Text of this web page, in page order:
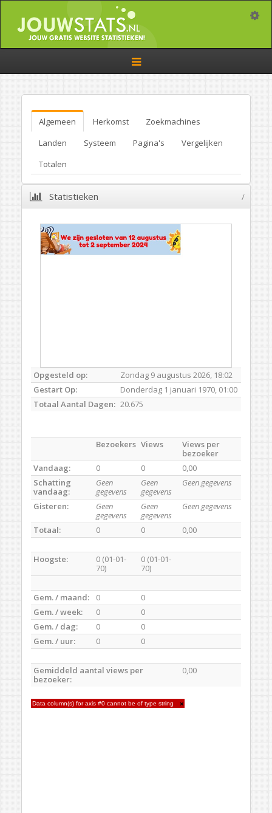
Toggle
navigation
Algemeen Herkomst
Zoekmachines
Landen
Systeem Pagina's
Vergelijken
Totalen
Statistieken /
Opgesteld op:
Zondag 9 augustus 2026, 18:02
Gestart Op:
Donderdag 1 januari 1970, 01:00
Totaal Aantal Dagen: 20.675
Bezoekers Views
Views per
bezoeker
Vandaag:
0 0
0,00
Schatting
vandaag:
Geen
gegevens
Geen
gegevens
Geen gegevens
Gisteren:
Geen
gegevens
Geen
gegevens
Geen gegevens
Totaal: 0 0 0,00
Hoogste:
0 (01-01-
70)
0 (01-01-
70)
Gem. / maand: 0
0
Gem. / week:
0
0
Gem. / dag:
0
0
Gem. / uur:
0 0
Gemiddeld aantal views per
bezoeker:
0,00
Data column(s) for axis #0 cannot be of type string ×